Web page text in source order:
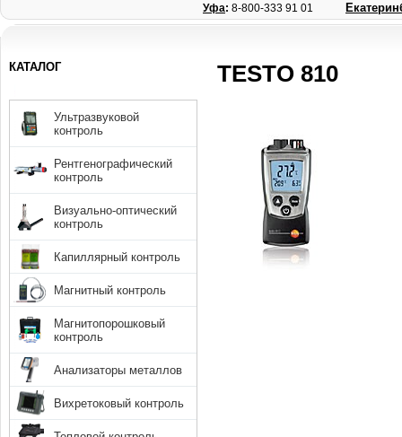
Уфа: 8-800-333 91 01
TESTO 810
КАТАЛОГ
Ультразвуковой
контроль
Рентгенографический
контроль
Визуально-оптический
контроль
Капиллярный контроль
Магнитный контроль
Магнитопорошковый
контроль
Анализаторы металлов
Вихретоковый контроль